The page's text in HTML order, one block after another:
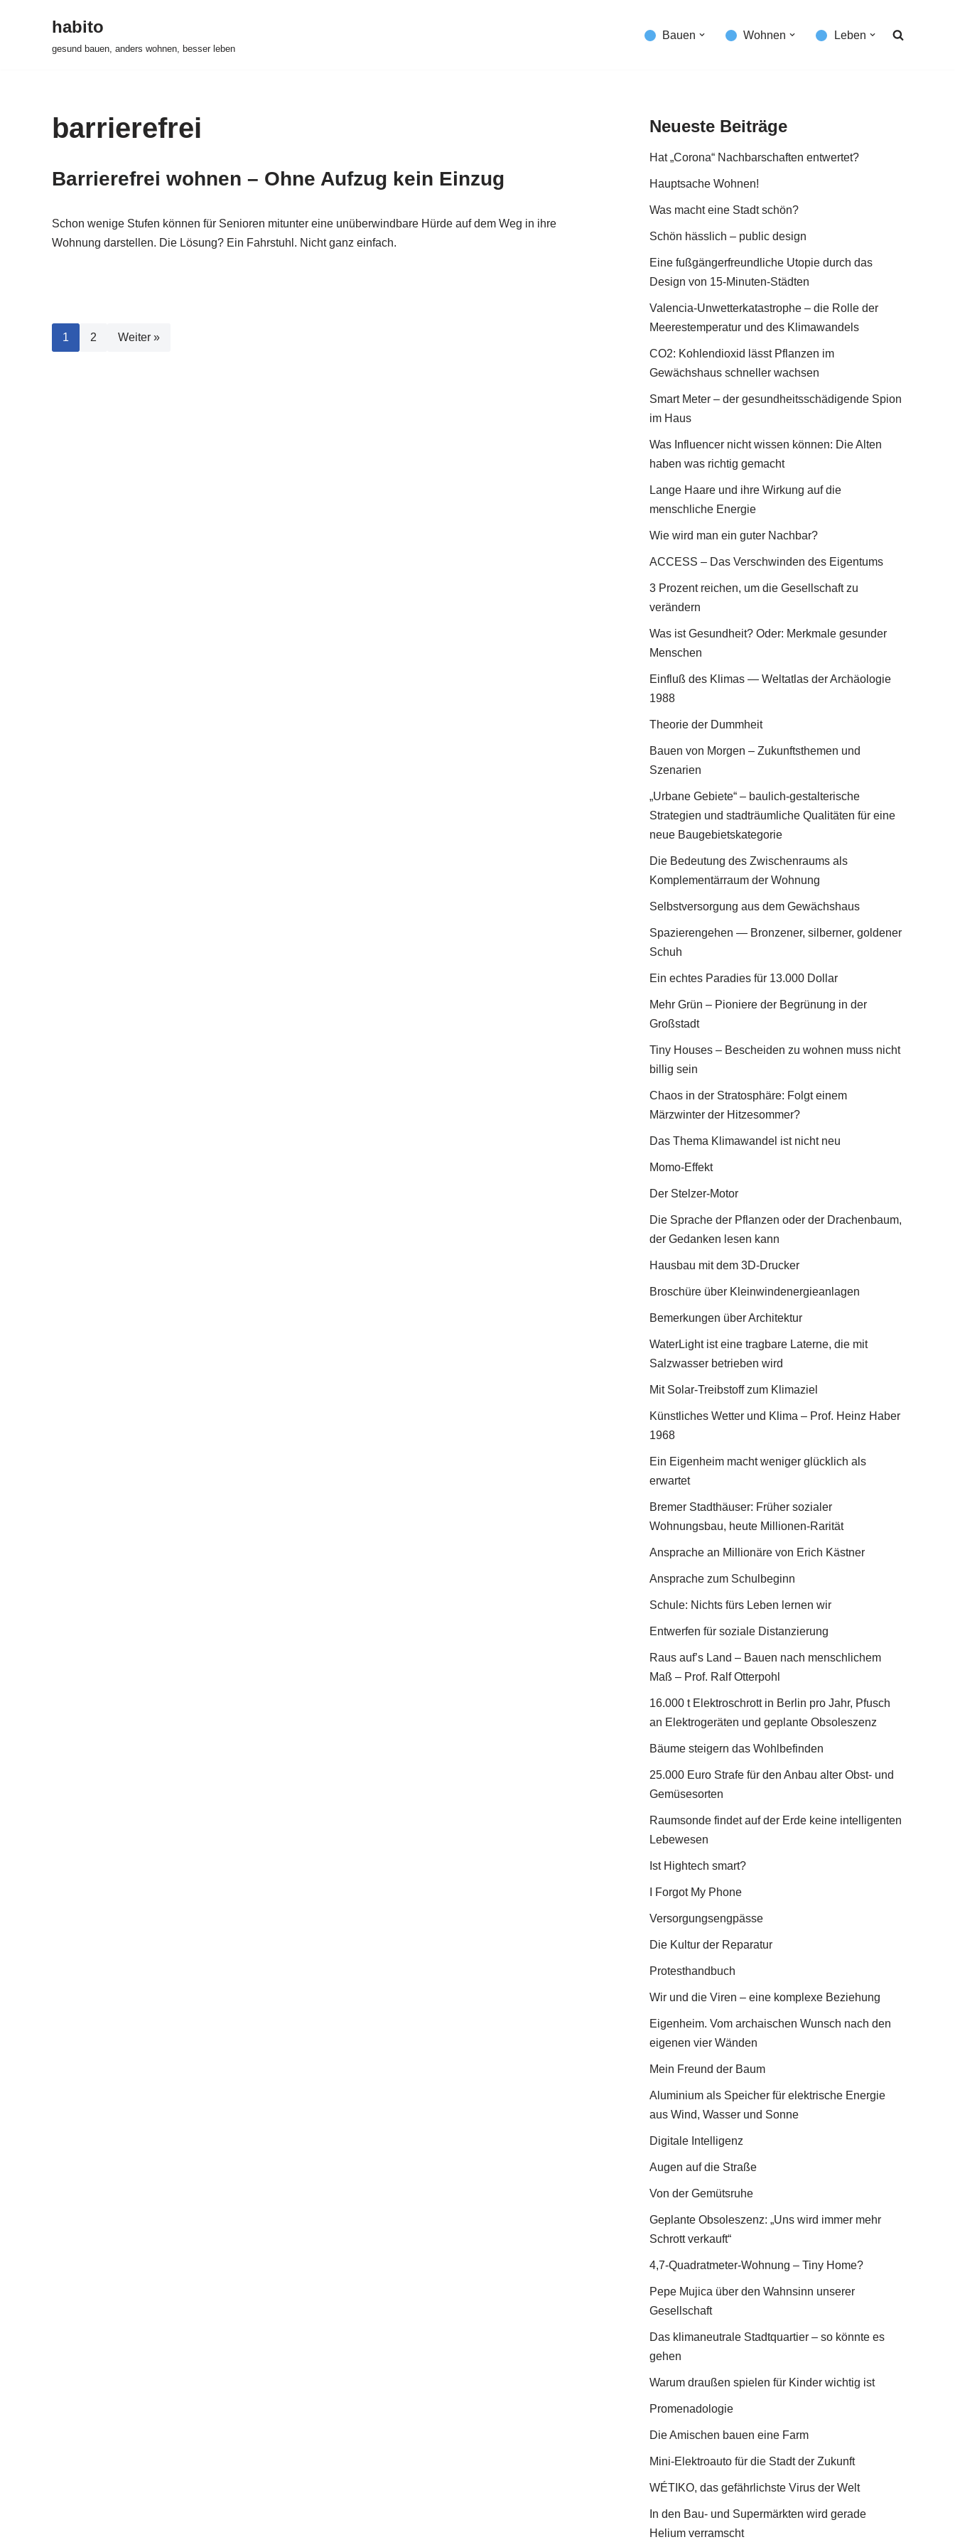
habito
gesund bauen, anders wohnen, besser leben
Bauen Wohnen Leben
barrierefrei
Barrierefrei wohnen – Ohne Aufzug kein Einzug
Schon wenige Stufen können für Senioren mitunter eine unüberwindbare Hürde auf dem Weg in ihre
Wohnung darstellen. Die Lösung? Ein Fahrstuhl. Nicht ganz einfach.
1 2 Weiter »
Neueste Beiträge
Hat „Corona“ Nachbarschaften entwertet?
Hauptsache Wohnen!
Was macht eine Stadt schön?
Schön hässlich – public design
Eine fußgängerfreundliche Utopie durch das
Design von 15-Minuten-Städten
Valencia-Unwetterkatastrophe – die Rolle der
Meerestemperatur und des Klimawandels
CO2: Kohlendioxid lässt Pflanzen im
Gewächshaus schneller wachsen
Smart Meter – der gesundheitsschädigende Spion
im Haus
Was Influencer nicht wissen können: Die Alten
haben was richtig gemacht
Lange Haare und ihre Wirkung auf die
menschliche Energie
Wie wird man ein guter Nachbar?
ACCESS – Das Verschwinden des Eigentums
3 Prozent reichen, um die Gesellschaft zu
verändern
Was ist Gesundheit? Oder: Merkmale gesunder
Menschen
Einfluß des Klimas — Weltatlas der Archäologie
1988
Theorie der Dummheit
Bauen von Morgen – Zukunftsthemen und
Szenarien
„Urbane Gebiete“ – baulich-gestalterische
Strategien und stadträumliche Qualitäten für eine
neue Baugebietskategorie
Die Bedeutung des Zwischenraums als
Komplementärraum der Wohnung
Selbstversorgung aus dem Gewächshaus
Spazierengehen — Bronzener, silberner, goldener
Schuh
Ein echtes Paradies für 13.000 Dollar
Mehr Grün – Pioniere der Begrünung in der
Großstadt
Tiny Houses – Bescheiden zu wohnen muss nicht
billig sein
Chaos in der Stratosphäre: Folgt einem
Märzwinter der Hitzesommer?
Das Thema Klimawandel ist nicht neu
Momo-Effekt
Der Stelzer-Motor
Die Sprache der Pflanzen oder der Drachenbaum,
der Gedanken lesen kann
Hausbau mit dem 3D-Drucker
Broschüre über Kleinwindenergieanlagen
Bemerkungen über Architektur
WaterLight ist eine tragbare Laterne, die mit
Salzwasser betrieben wird
Mit Solar-Treibstoff zum Klimaziel
Künstliches Wetter und Klima – Prof. Heinz Haber
1968
Ein Eigenheim macht weniger glücklich als
erwartet
Bremer Stadthäuser: Früher sozialer
Wohnungsbau, heute Millionen-Rarität
Ansprache an Millionäre von Erich Kästner
Ansprache zum Schulbeginn
Schule: Nichts fürs Leben lernen wir
Entwerfen für soziale Distanzierung
Raus auf’s Land – Bauen nach menschlichem
Maß – Prof. Ralf Otterpohl
16.000 t Elektroschrott in Berlin pro Jahr, Pfusch
an Elektrogeräten und geplante Obsoleszenz
Bäume steigern das Wohlbefinden
25.000 Euro Strafe für den Anbau alter Obst- und
Gemüsesorten
Raumsonde findet auf der Erde keine intelligenten
Lebewesen
Ist Hightech smart?
I Forgot My Phone
Versorgungsengpässe
Die Kultur der Reparatur
Protesthandbuch
Wir und die Viren – eine komplexe Beziehung
Eigenheim. Vom archaischen Wunsch nach den
eigenen vier Wänden
Mein Freund der Baum
Aluminium als Speicher für elektrische Energie
aus Wind, Wasser und Sonne
Digitale Intelligenz
Augen auf die Straße
Von der Gemütsruhe
Geplante Obsoleszenz: „Uns wird immer mehr
Schrott verkauft“
4,7-Quadratmeter-Wohnung – Tiny Home?
Pepe Mujica über den Wahnsinn unserer
Gesellschaft
Das klimaneutrale Stadtquartier – so könnte es
gehen
Warum draußen spielen für Kinder wichtig ist
Promenadologie
Die Amischen bauen eine Farm
Mini-Elektroauto für die Stadt der Zukunft
WÉTIKO, das gefährlichste Virus der Welt
In den Bau- und Supermärkten wird gerade
Helium verramscht